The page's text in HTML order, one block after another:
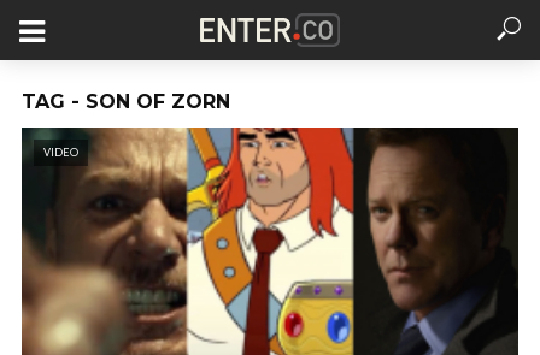
TAG - SON OF ZORN
VIDEO